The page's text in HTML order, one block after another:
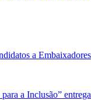
a
a Inclusão”